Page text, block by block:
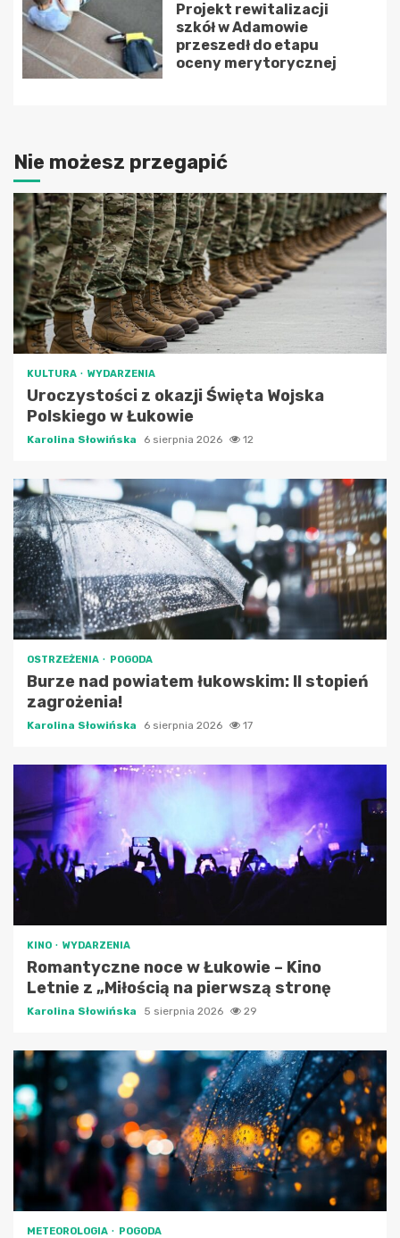
Projekt rewitalizacji
szkół w Adamowie
przeszedł do etapu
oceny merytorycznej
Nie możesz przegapić
KULTURA WYDARZENIA
Uroczystości z okazji Święta Wojska
Polskiego w Łukowie
Karolina Słowińska 6 sierpnia 2026 12
OSTRZEŻENIA POGODA
Burze nad powiatem łukowskim: II stopień
zagrożenia!
Karolina Słowińska 6 sierpnia 2026 17
KINO WYDARZENIA
Romantyczne noce w Łukowie – Kino
Letnie z „Miłością na pierwszą stronę
Karolina Słowińska 5 sierpnia 2026 29
METEOROLOGIA POGODA